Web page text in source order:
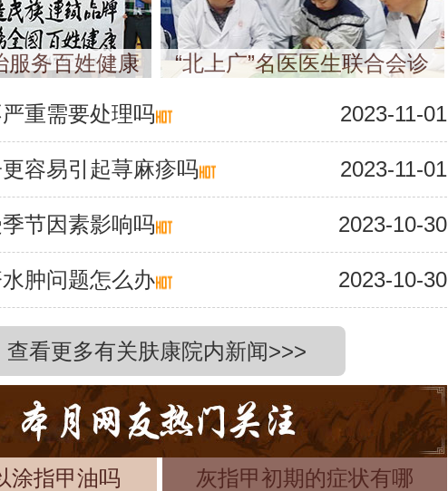
服务百姓健康 “北上广”名医医生联合会诊
重需要处理吗 2023-11-01
容易引起荨麻疹吗 2023-11-01
节因素影响吗 2023-10-30
肿问题怎么办 2023-10-30
查看更多有关肤康院内新闻>>>
涂指甲油吗 灰指甲初期的症状有哪